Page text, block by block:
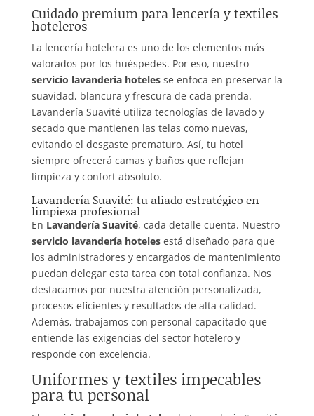
Cuidado premium para lencería y textiles
hoteleros
La lencería hotelera es uno de los elementos más
valorados por los huéspedes. Por eso, nuestro
servicio lavandería hotelesse enfoca en preservar la
suavidad, blancura y frescura de cada prenda.
Lavandería Suavité utiliza tecnologías de lavado y
secado que mantienen las telas como nuevas,
evitando el desgaste prematuro. Así, tu hotel
siempre ofrecerá camas y baños que reflejan
limpieza y confort absoluto.
Lavandería Suavité: tu aliado estratégico en
limpieza profesional
En Lavandería Suavité, cada detalle cuenta. Nuestro
servicio lavandería hotelesestá diseñado para que
los administradores y encargados de mantenimiento
puedan delegar esta tarea con total confianza. Nos
destacamos por nuestra atención personalizada,
procesos eficientes y resultados de alta calidad.
Además, trabajamos con personal capacitado que
entiende las exigencias del sector hotelero y
responde con excelencia.
Uniformes y textiles impecables
para tu personal